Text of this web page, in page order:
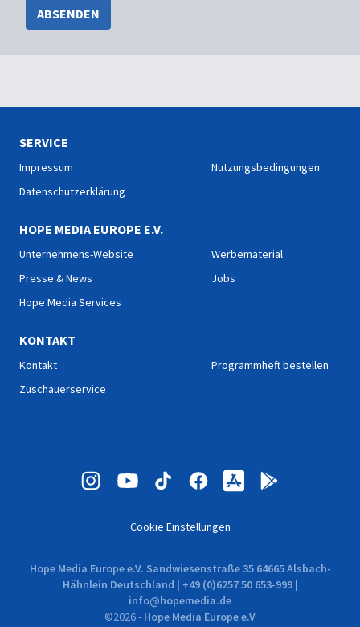
ABSENDEN
SERVICE
Impressum
Datenschutzerklärung
Nutzungsbedingungen
HOPE MEDIA EUROPE E.V.
Unternehmens-Website
Presse & News
Hope Media Services
Werbematerial
Jobs
KONTAKT
Kontakt
Zuschauerservice
Programmheft bestellen
Cookie Einstellungen
Hope Media Europe e.V. Sandwiesenstraße 35 64665 Alsbach-
Hähnlein Deutschland | +49 (0)6257 50 653-999 |
info@hopemedia.de
©2026- Hope Media Europe e.V